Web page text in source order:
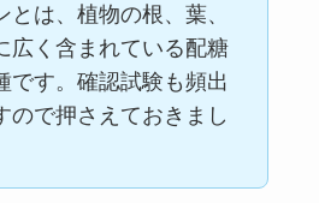
とは、植物の根、葉、
広く含まれている配糖
です。確認試験も頻出
ので押さえておきまし